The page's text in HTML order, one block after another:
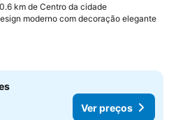
km de Centro da cidade
moderno com decoração elegante
Ver preços